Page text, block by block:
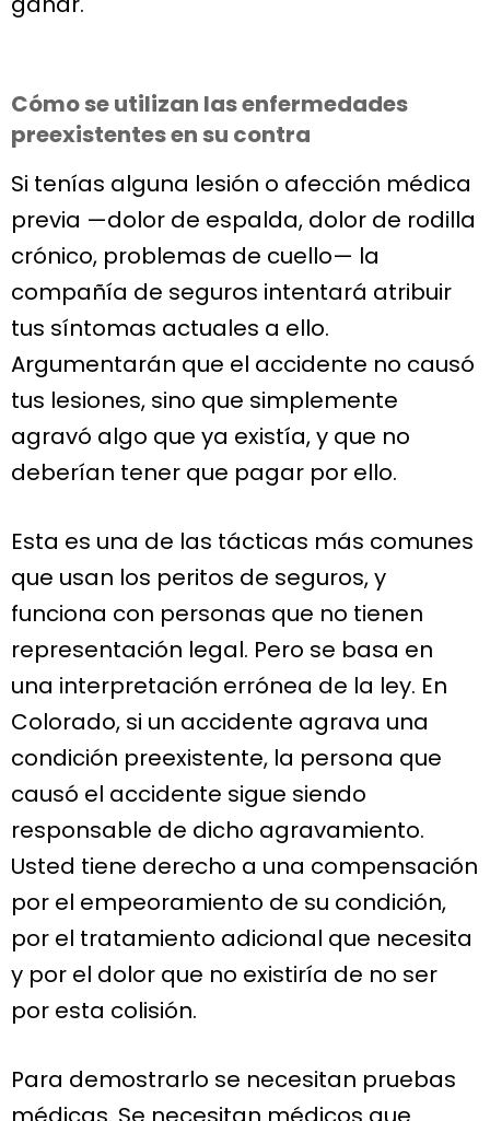
Cómo se utilizan las enfermedades
preexistentes en su contra
Si tenías alguna lesión o afección médica
previa —dolor de espalda, dolor de rodilla
crónico, problemas de cuello— la
compañía de seguros intentará atribuir
tus síntomas actuales a ello.
Argumentarán que el accidente no causó
tus lesiones, sino que simplemente
agravó algo que ya existía, y que no
deberían tener que pagar por ello.
Esta es una de las tácticas más comunes
que usan los peritos de seguros, y
funciona con personas que no tienen
representación legal. Pero se basa en
una interpretación errónea de la ley. En
Colorado, si un accidente agrava una
condición preexistente, la persona que
causó el accidente sigue siendo
responsable de dicho agravamiento.
Usted tiene derecho a una compensación
por el empeoramiento de su condición,
por el tratamiento adicional que necesita
y por el dolor que no existiría de no ser
por esta colisión.
Para demostrarlo se necesitan pruebas